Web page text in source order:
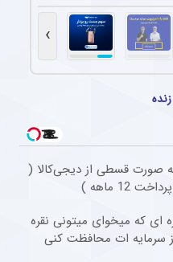
زد و حاضر به مسابقه نشد.
را نپذیرفت
اندونگ در مسیر بازگشت به استقلال
صورت رسمی در این باشگاه آغاز کرد + عکس
به عنوان دستیار بهار عبدی در کادر
›
صورت قسطی از دیجی‌کالا (
پرداخت 12 ماهه )
ای که میخوای میتونی نقره
سرمایه ات محافظت کنی